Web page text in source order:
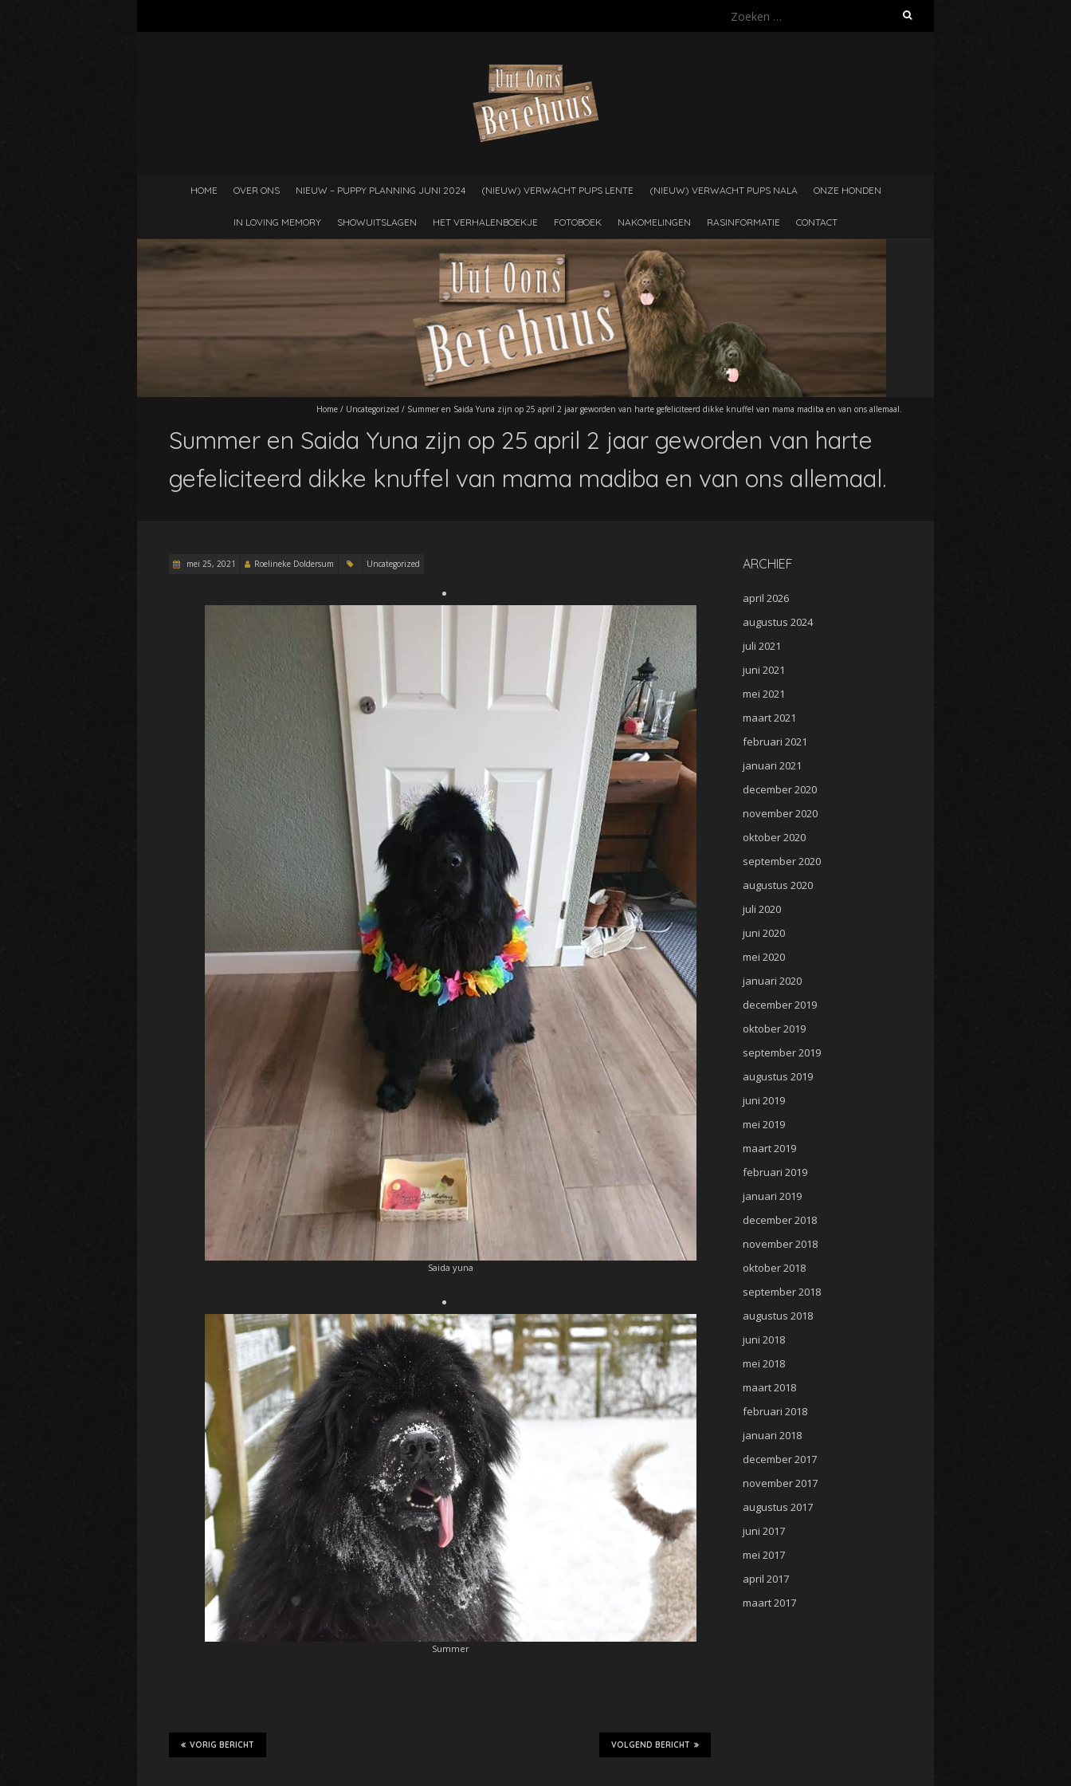
Z
:
HOME OVER ONS NIEUW – PUPPY PLANNING JUNI 2024 (NIEUW) VERWACHT PUPS LENTE (NIEUW) VERWACHT PUPS NALA ONZE HONDEN
IN LOVING MEMORY SHOWUITSLAGEN HET VERHALENBOEKJE FOTOBOEK NAKOMELINGEN RASINFORMATIE CONTACT
Home / Uncategorized / Summer en Saida Yuna zijn op 25 april 2 jaar geworden van harte gefeliciteerd dikke knuffel van mama madiba en van ons allemaal.
Summer en Saida Yuna zijn op 25 april 2 jaar geworden van harte
gefeliciteerd dikke knuffel van mama madiba en van ons allemaal.
mei 25, 2021 Roelineke Doldersum Uncategorized
Saida yuna
Summer
VOLGEND BERICHT
VORIG BERICHT
ARCHIEF
april 2026
augustus 2024
juli 2021
juni 2021
mei 2021
maart 2021
februari 2021
januari 2021
december 2020
november 2020
oktober 2020
september 2020
augustus 2020
juli 2020
juni 2020
mei 2020
januari 2020
december 2019
oktober 2019
september 2019
augustus 2019
juni 2019
mei 2019
maart 2019
februari 2019
januari 2019
december 2018
november 2018
oktober 2018
september 2018
augustus 2018
juni 2018
mei 2018
maart 2018
februari 2018
januari 2018
december 2017
november 2017
augustus 2017
juni 2017
mei 2017
april 2017
maart 2017